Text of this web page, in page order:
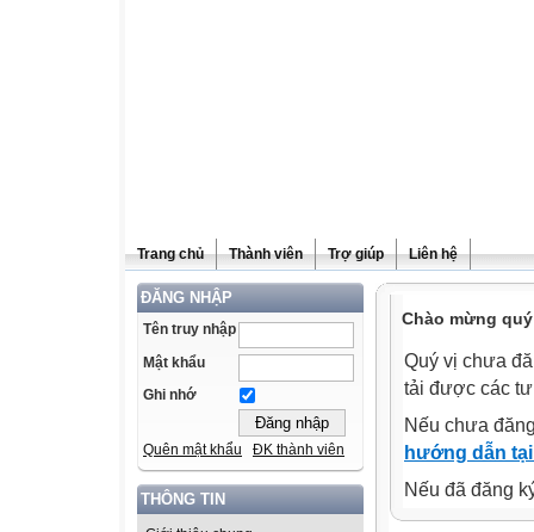
Trang chủ Thành viên Trợ giúp Liên hệ
ĐĂNG NHẬP
Tên truy nhập
Mật khẩu
Ghi nhớ
Quên mật khẩu ĐK thành viên
THÔNG TIN
Chào mừng
Quý vị chưa
tải được các
Nếu chưa
hướng dẫn
Nếu đã đăng